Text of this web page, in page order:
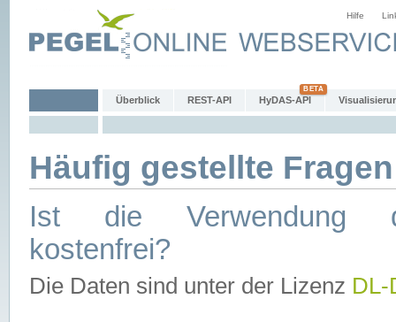
Hilfe
Überblick REST-API HyDAS-API
Häufig gestellte
Ist die Verwendung
kostenfrei?
Die Daten sind unter der Lizenz